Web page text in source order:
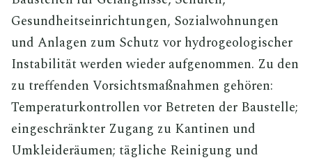
Gesundheitseinrichtungen, Sozialwohnungen
und Anlagen zum Schutz vor hydrogeologischer
Instabilität werden wieder aufgenommen. Zu den
zu treffenden Vorsichtsmaßnahmen gehören:
Temperaturkontrollen vor Betreten der Baustelle;
eingeschränkter Zugang zu Kantinen und
Umkleideräumen; tägliche Reinigung und